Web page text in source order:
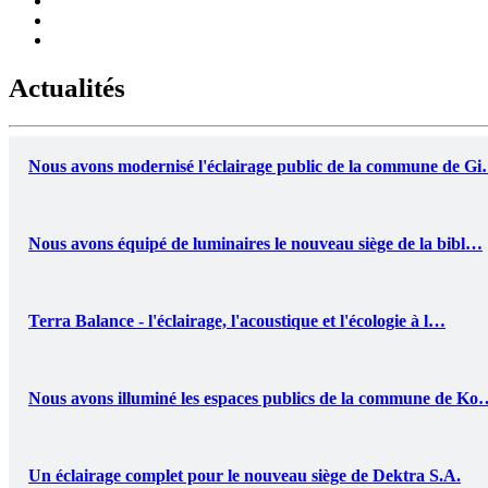
Actualités
Nous avons modernisé l'éclairage public de la commune de
Nous avons équipé de luminaires le nouveau siège de la bibl…
Terra Balance - l'éclairage, l'acoustique et l'écologie à l…
Nous avons illuminé les espaces publics de la commune de
Un éclairage complet pour le nouveau siège de Dektra S.A.